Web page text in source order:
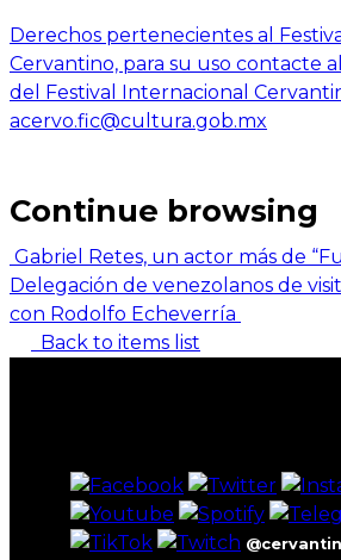
Derechos pertenecientes al
Cervantino, para su uso contacte
del Festival Internacional
acervo.fic@cultura.gob.mx
Continue browsing
Gabriel Retes, un actor más de
Delegación de venezolanos de
con Rodolfo Echeverría
Back to items list